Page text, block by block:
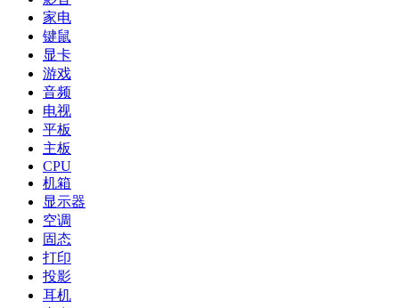
家电
键鼠
显卡
游戏
音频
电视
平板
主板
CPU
机箱
显示器
空调
固态
打印
投影
耳机